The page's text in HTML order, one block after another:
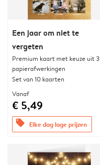
Een jaar om niet te
vergeten
Premium kaart met keuze uit 3
papierafwerkingen
Set van 10 kaarten
Vanaf
€ 5,49
offers Elke dag lage prijzen